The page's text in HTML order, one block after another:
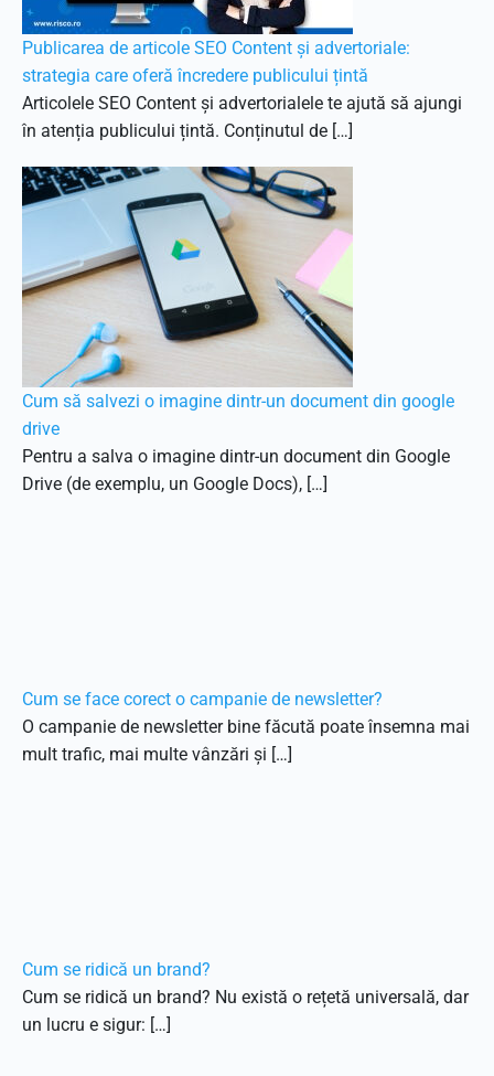
Publicarea de articole SEO Content și advertoriale:
strategia care oferă încredere publicului țintă
Articolele SEO Content și advertorialele te ajută să ajungi
în atenția publicului țintă. Conținutul de […]
Cum să salvezi o imagine dintr-un document din google
drive
Pentru a salva o imagine dintr-un document din Google
Drive (de exemplu, un Google Docs), […]
Cum se face corect o campanie de newsletter?
O campanie de newsletter bine făcută poate însemna mai
mult trafic, mai multe vânzări și […]
Cum se ridică un brand?
Cum se ridică un brand? Nu există o rețetă universală, dar
un lucru e sigur: […]